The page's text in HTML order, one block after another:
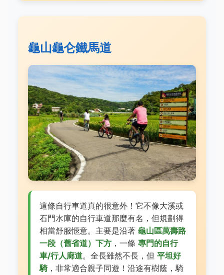
龜山龜仑鐵馬道
這條自行車道真的很意外！它不像大溪或
石門水庫的自行車道那麼有名，但規劃得
相當舒服愜意。主要是沿著 龜山區萬壽路
一段（舊省道）下方 ，一條 專門的自行
車/行人廊道。全長雖然不長，但 平坦好
騎，非常適合親子同遊！沿途有樹蔭，騎